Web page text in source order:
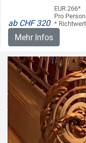
ab CHF 320
EUR 266*
Pro Person
* Richtwert
Mehr Infos